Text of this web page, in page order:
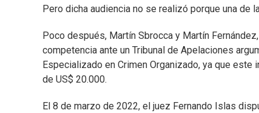
Pero dicha audiencia no se realizó porque una
Poco después, Martín Sbrocca y Martín
competencia ante un Tribunal de Apelaciones
Especializado en Crimen Organizado, ya que
de US$ 20.000.
El 8 de marzo de 2022, el juez Fernando Islas